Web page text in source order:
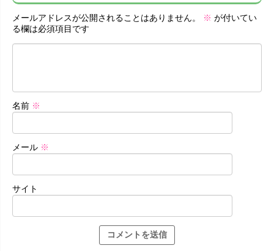
メールアドレスが公開されることはありません。 ※ が付いてい
る欄は必須項目です
名前 ※
メール ※
サイト